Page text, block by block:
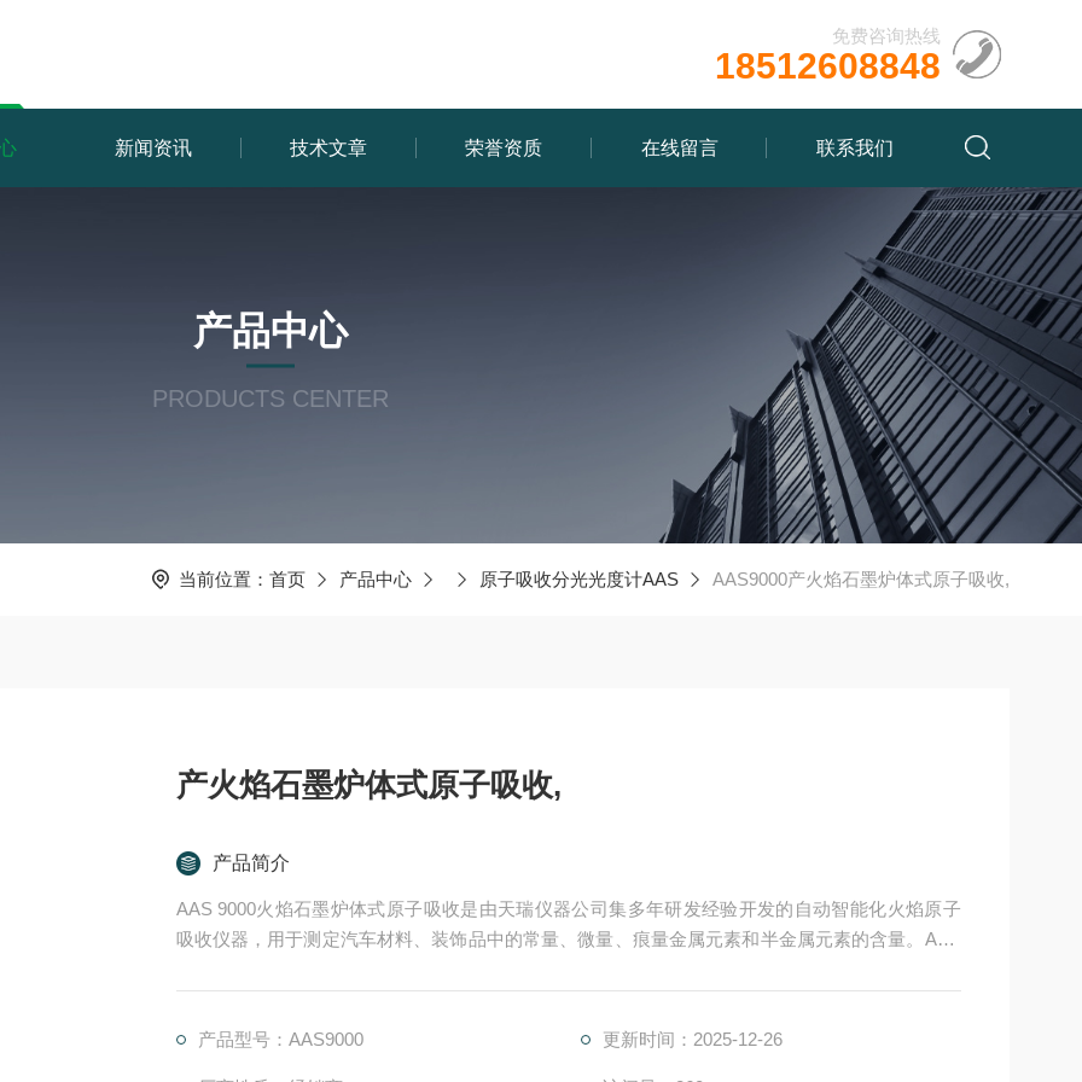
免费咨询热线
18512608848
新闻资讯 技术文章 荣誉资质 在线留言 联系我们
产品中心
PRODUCTS CENTER
当前位置： 首页 产品中心 原子吸收分光光度计AAS AAS9000产火焰石墨炉体式原子吸收,
产火焰石墨炉体式原子吸收,
产品简介
AAS 9000火焰石墨炉体式原子吸收是由天瑞仪器公司集多年研发经验开发的自动智能化火焰原子
吸收仪器，用于测定汽车材料、装饰品中的常量、微量、痕量金属元素和半金属元素的含量。AAS
产品型号：AAS9000
更新时间：2025-12-26